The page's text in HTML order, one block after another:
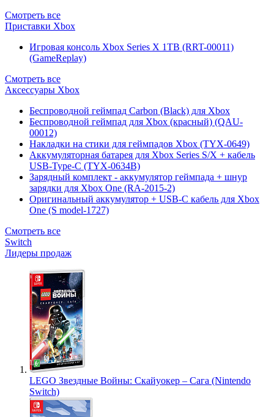
Смотреть все
Приставки Xbox
Игровая консоль Xbox Series X 1TB (RRT-00011)
(GameReplay)
Смотреть все
Аксессуары Xbox
Беспроводной геймпад Carbon (Black) для Xbox
Беспроводной геймпад для Xbox (красный) (QAU-
00012)
Накладки на стики для геймпадов Xbox (TYX-0649)
Аккумуляторная батарея для Xbox Series S/X + кабель
USB-Type-C (TYX-0634B)
Зарядный комплект - аккумулятор геймпада + шнур
зарядки для Xbox One (RA-2015-2)
Оригинальный аккумулятор + USB-C кабель для Xbox
One (S model-1727)
Смотреть все
Switch
Лидеры продаж
LEGO Звездные Войны: Скайуокер – Сага (Nintendo
Switch)